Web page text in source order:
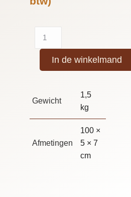
In de winkelmand
Gewicht
1,5
kg
Afmetingen
100 ×
5 × 7
cm